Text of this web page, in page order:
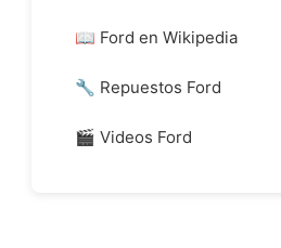
📖 Ford en Wikipedia
🔧 Repuestos Ford
🎬 Videos Ford